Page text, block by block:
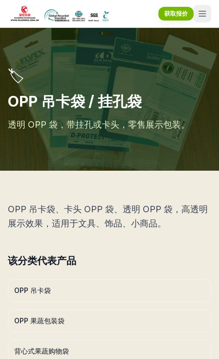
获取报价
🏷️
OPP 吊卡袋 / 挂孔袋
透明 OPP 袋，带挂孔或卡头，零售展示包装。
OPP 吊卡袋、卡头 OPP 袋、透明 OPP 袋，高透明
展示效果，适用于文具、饰品、小商品。
该分类代表产品
OPP 吊卡袋
OPP 果蔬包装袋
背心式果蔬购物袋